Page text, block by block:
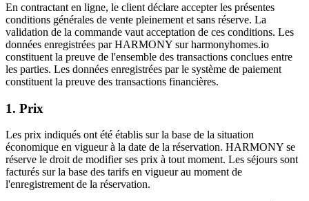
En contractant en ligne, le client déclare accepter les présentes
conditions générales de vente pleinement et sans réserve. La
validation de la commande vaut acceptation de ces conditions. Les
données enregistrées par HARMONY sur harmonyhomes.io
constituent la preuve de l'ensemble des transactions conclues entre
les parties. Les données enregistrées par le système de paiement
constituent la preuve des transactions financières.
1. Prix
Les prix indiqués ont été établis sur la base de la situation
économique en vigueur à la date de la réservation. HARMONY se
réserve le droit de modifier ses prix à tout moment. Les séjours sont
facturés sur la base des tarifs en vigueur au moment de
l'enregistrement de la réservation.